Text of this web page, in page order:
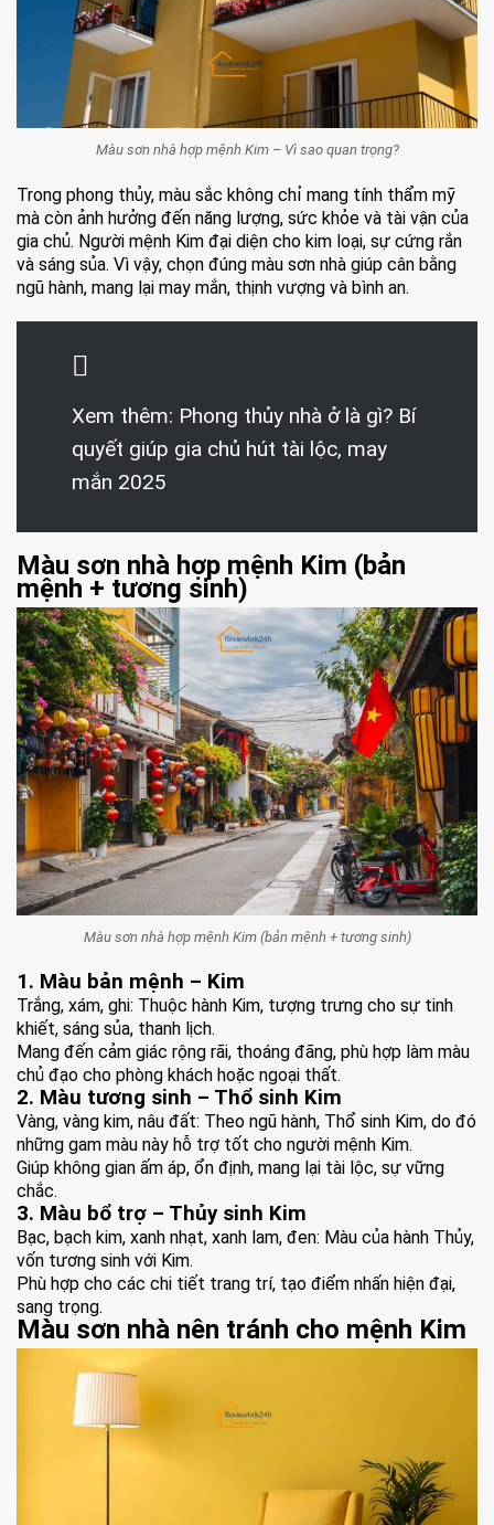
Màu sơn nhà hợp mệnh Kim – Vì sao quan trọng?
Trong phong thủy, màu sắc không chỉ mang tính thẩm mỹ
mà còn ảnh hưởng đến năng lượng, sức khỏe và tài vận của
gia chủ. Người mệnh Kim đại diện cho kim loại, sự cứng rắn
và sáng sủa. Vì vậy, chọn đúng màu sơn nhà giúp cân bằng
ngũ hành, mang lại may mắn, thịnh vượng và bình an.
Xem thêm: Phong thủy nhà ở là gì? Bí
quyết giúp gia chủ hút tài lộc, may
mắn 2025
Màu sơn nhà hợp mệnh Kim (bản
mệnh + tương sinh)
Màu sơn nhà hợp mệnh Kim (bản mệnh + tương sinh)
1. Màu bản mệnh – Kim
Trắng, xám, ghi: Thuộc hành Kim, tượng trưng cho sự tinh
khiết, sáng sủa, thanh lịch.
Mang đến cảm giác rộng rãi, thoáng đãng, phù hợp làm màu
chủ đạo cho phòng khách hoặc ngoại thất.
2. Màu tương sinh – Thổ sinh Kim
Vàng, vàng kim, nâu đất: Theo ngũ hành, Thổ sinh Kim, do đó
những gam màu này hỗ trợ tốt cho người mệnh Kim.
Giúp không gian ấm áp, ổn định, mang lại tài lộc, sự vững
chắc.
3. Màu bổ trợ – Thủy sinh Kim
Bạc, bạch kim, xanh nhạt, xanh lam, đen: Màu của hành Thủy,
vốn tương sinh với Kim.
Phù hợp cho các chi tiết trang trí, tạo điểm nhấn hiện đại,
sang trọng.
Màu sơn nhà nên tránh cho mệnh Kim